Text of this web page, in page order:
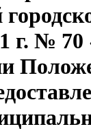
г. №